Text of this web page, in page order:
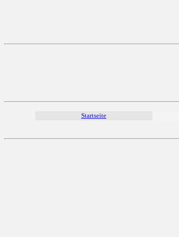
Startseite